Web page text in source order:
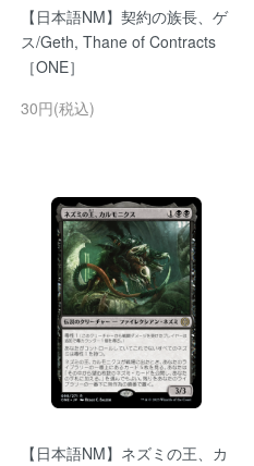
【日本語NM】契約の族長、ゲ
ス/Geth, Thane of Contracts
［ONE］
30円(税込)
【日本語NM】ネズミの王、カ